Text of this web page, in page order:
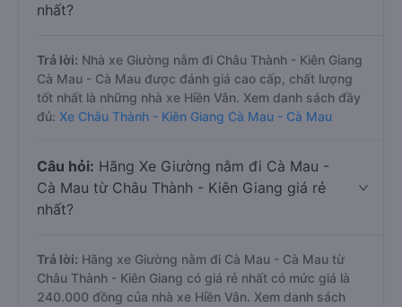
nhất?
Trả lời: Nhà xe Giường nằm đi Châu Thành - Kiên Giang
Cà Mau - Cà Mau được đánh giá cao cấp, chất lượng
tốt nhất là những nhà xe Hiền Vân. Xem danh sách đầy
đủ: Xe Châu Thành - Kiên Giang Cà Mau - Cà Mau
Câu hỏi: Hãng Xe Giường nằm đi Cà Mau -
Cà Mau từ Châu Thành - Kiên Giang giá rẻ
nhất?
Trả lời: Hãng xe Giường nằm đi Cà Mau - Cà Mau từ
Châu Thành - Kiên Giang có giá rẻ nhất có mức giá là
240.000 đồng của nhà xe Hiền Vân. Xem danh sách